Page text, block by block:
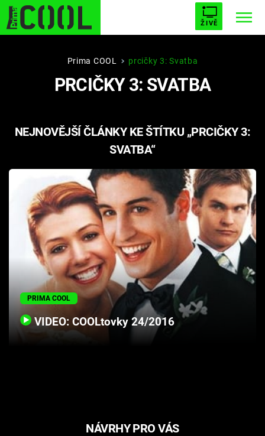
ŽIVĚ
STARHOUSE BUFFY, PŘEMOŽITELKA UPÍRŮ
PLNEJ KOTEL AVENGERS 5
Filmy
Seriály
Hry
Cool Esport
Pořady
TV Program
Prima COOL prcičky 3: Svatba
PRCIČKY 3: SVATBA
NEJNOVĚJŠÍ ČLÁNKY KE ŠTÍTKU „PRCIČKY 3:
SVATBA“
PRIMA COOL
VIDEO: COOLtovky 24/2016
NÁVRHY PRO VÁS